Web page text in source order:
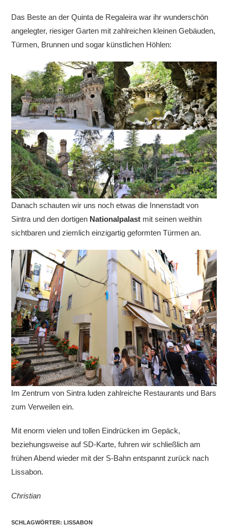
Das Beste an der Quinta de Regaleira war ihr wunderschön
angelegter, riesiger Garten mit zahlreichen kleinen Gebäuden,
Türmen, Brunnen und sogar künstlichen Höhlen:
Danach schauten wir uns noch etwas die Innenstadt von
Sintra und den dortigen Nationalpalast mit seinen weithin
sichtbaren und ziemlich einzigartig geformten Türmen an.
Im Zentrum von Sintra luden zahlreiche Restaurants und Bars
zum Verweilen ein.
Mit enorm vielen und tollen Eindrücken im Gepäck,
beziehungsweise auf SD-Karte, fuhren wir schließlich am
frühen Abend wieder mit der S-Bahn entspannt zurück nach
Lissabon.
Christian
SCHLAGWÖRTER: LISSABON